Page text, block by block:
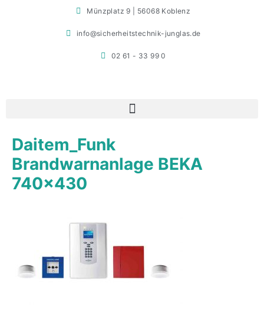
Münzplatz 9 | 56068 Koblenz
info@sicherheitstechnik-junglas.de
02 61 - 33 99 0
Daitem_Funk
Brandwarnanlage BEKA
740×430